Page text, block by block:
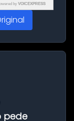
by VOICEXPRESS
pede